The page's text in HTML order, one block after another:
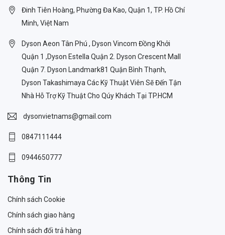
Đinh Tiên Hoàng, Phường Đa Kao, Quận 1, TP. Hồ Chí
Minh, Việt Nam
Dyson Aeon Tân Phú , Dyson Vincom Đồng Khởi
Quận 1 ,Dyson Estella Quận 2. Dyson Crescent Mall
Quận 7. Dyson Landmark81 Quận Bình Thạnh,
Dyson Takashimaya Các Kỹ Thuật Viên Sẽ Đến Tận
Nhà Hỗ Trợ Kỹ Thuật Cho Qúy Khách Tại TP.HCM
dysonvietnams@gmail.com
0847111444
0944650777
Thông Tin
Chính sách Cookie
Chính sách giao hàng
Chính sách đổi trả hàng